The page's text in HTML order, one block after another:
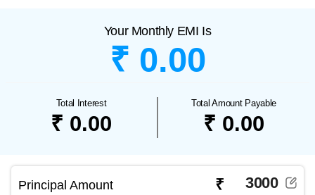
Principal Amount ₹
Your Monthly EMI Is
₹ 0.00
Total Interest
₹ 0.00
Total Amount Payable
₹ 0.00